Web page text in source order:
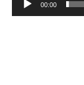
00:00